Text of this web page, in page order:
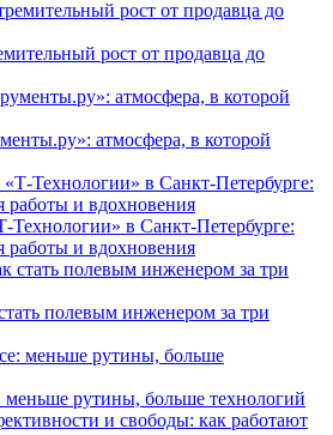
рост от продавца до
атмосфера, в которой
в Санкт-Петербурге:
работы и вдохновения
полевым инженером за три
меньше рутины, больше технологий